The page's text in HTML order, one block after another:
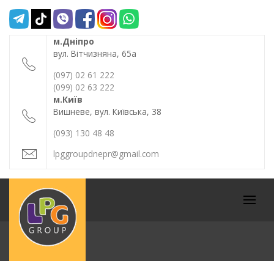
Skip
to
м.Дніпро
вул. Вітчизняна, 65а
(097) 02 61 222
(099) 02 63 222
м.Київ
Вишневе, вул. Київська, 38
(093) 130 48 48
lpggroupdnepr@gmail.com
СТО "LPG
GROUP"
АВТО В
ДНЕПРЕ